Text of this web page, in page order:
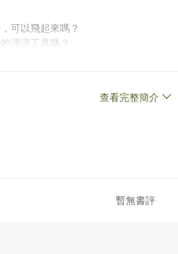
可以飛起來嗎？
漂浮工具嗎？
中的細節，不停詢問為什麼嗎？
去解決生活問題。
萬物知識，有助培養小朋友的好奇心
查看完整簡介
暫無書評